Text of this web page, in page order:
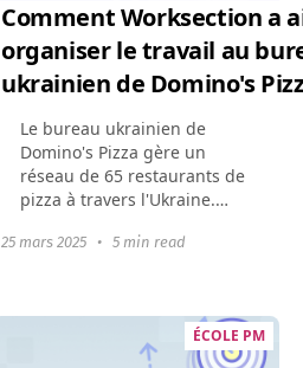
Comment Worksection a
organiser le travail au
ukrainien de Domino's
Le bureau ukrainien de
Domino's Pizza gère un
réseau de 65 restaurants de
pizza à travers l'Ukraine.
coordonne les campagnes
les...
25 mars 2025 • 5 min read
ÉCOLE PM